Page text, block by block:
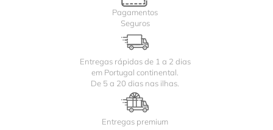
Pagamentos
Seguros
Entregas rápidas de 1 a 2 dias
em Portugal continental.
De 5 a 20 dias nas ilhas.
Entregas premium